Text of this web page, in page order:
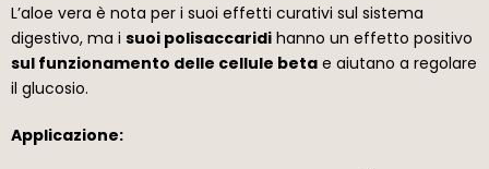
L’aloe vera è nota per i suoi effetti curativi sul sistema
digestivo, ma i suoi polisaccaridi hanno un effetto positivo
sul funzionamento delle cellule beta e aiutano a regolare
il glucosio.
Applicazione: